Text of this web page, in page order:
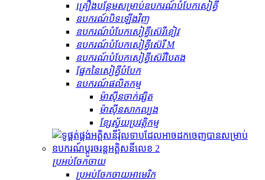
គ្រឿងបន្ថែមសម្រាប់ឧបករណ៍បំបែកសៀគ្វី
ឧបករណ៍បិទឡើងវិញ
ឧបករណ៍បំបែកសៀគ្វីស៊េរីខៀវ
ឧបករណ៍បំបែកសៀគ្វីស៊េរី M
ឧបករណ៍បំបែកសៀគ្វីស៊េរីបៃតង
ផ្នែកនៃសៀគ្វីបំបែក
ឧបករណ៍ផលិតកម្ម
ម៉ាស៊ីនចាក់ផ្សិត
ម៉ាស៊ីនសាកល្បង
ខ្សែស្វ័យប្រវត្តិកម្ម
ប្រអប់ចែកចាយ
ប្រអប់ចែកចាយអាមេរិក